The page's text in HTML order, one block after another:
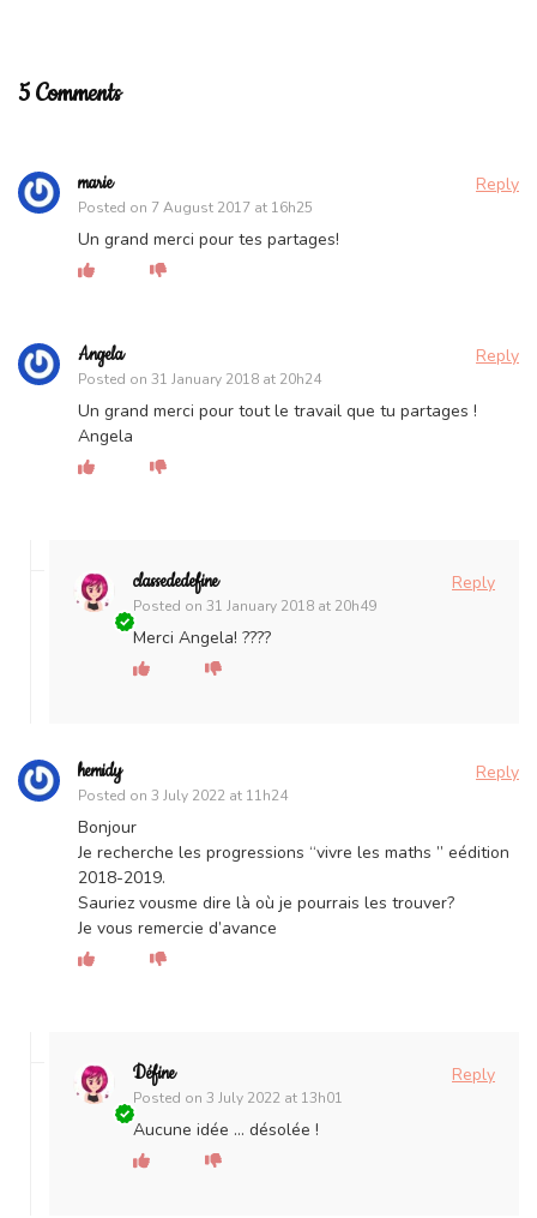
5 Comments
marie
Posted on 7 August 2017 at 16h25
Reply
Un grand merci pour tes partages!
Angela
Posted on 31 January 2018 at 20h24
Reply
Un grand merci pour tout le travail que tu partages !
Angela
classededefine
Posted on 31 January 2018 at 20h49
Reply
Merci Angela! ????
hemidy
Posted on 3 July 2022 at 11h24
Reply
Bonjour
Je recherche les progressions “vivre les maths ” eédition
2018-2019.
Sauriez vousme dire là où je pourrais les trouver?
Je vous remercie d’avance
Défine
Posted on 3 July 2022 at 13h01
Reply
Aucune idée … désolée !